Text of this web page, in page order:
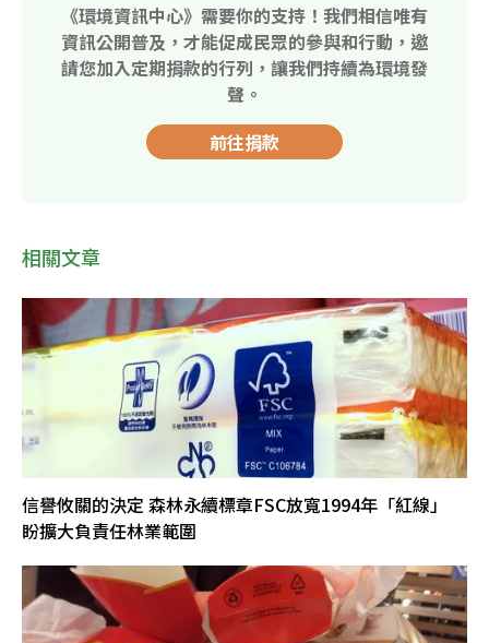
《環境資訊中心》需要你的支持！我們相信唯有
資訊公開普及，才能促成民眾的參與和行動，邀
請您加入定期捐款的行列，讓我們持續為環境發
聲。
前往捐款
相關文章
信譽攸關的決定 森林永續標章FSC放寬1994年「紅線」
盼擴大負責任林業範圍